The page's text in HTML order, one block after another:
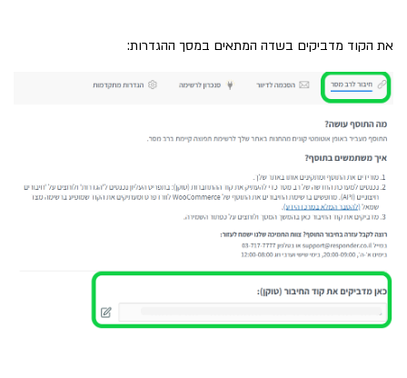
את הקוד מדביקים בשדה המתאים במסך ההגדרות: